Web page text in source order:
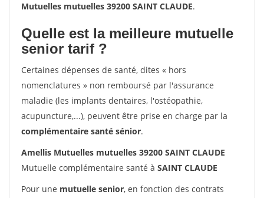
Mutuelles mutuelles 39200 SAINT CLAUDE.
Quelle est la meilleure mutuelle
senior tarif ?
Certaines dépenses de santé, dites « hors
nomenclatures » non remboursé par l'assurance
maladie (les implants dentaires, l'ostéopathie,
acupuncture,...), peuvent être prise en charge par la
complémentaire santé sénior.
Amellis Mutuelles mutuelles 39200 SAINT CLAUDE
Mutuelle complémentaire santé à SAINT CLAUDE
Pour une mutuelle senior, en fonction des contrats